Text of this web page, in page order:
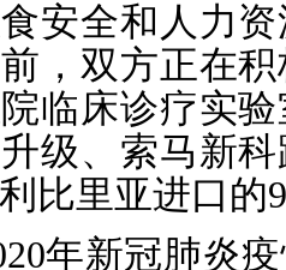
安全和人力
，双方正在
临床诊疗实
级、索马新
比里亚进口的
年新冠肺炎